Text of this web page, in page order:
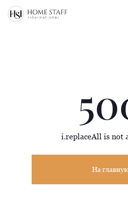
500 page
i.replaceAll is not
На